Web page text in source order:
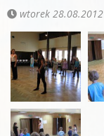
wtorek 28.08.2012